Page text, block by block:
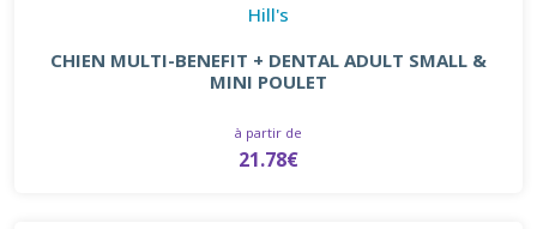
Hill's
CHIEN MULTI-BENEFIT + DENTAL ADULT SMALL &
MINI POULET
à partir de
21.78€